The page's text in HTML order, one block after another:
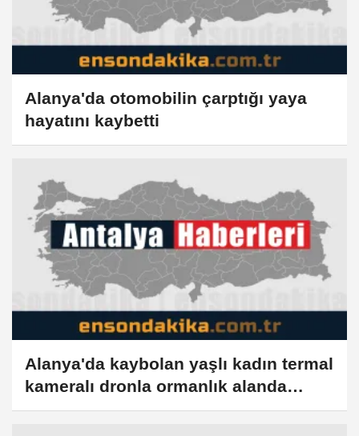
Alanya'da otomobilin çarptığı yaya
hayatını kaybetti
Alanya'da kaybolan yaşlı kadın termal
kameralı dronla ormanlık alanda
bulundu